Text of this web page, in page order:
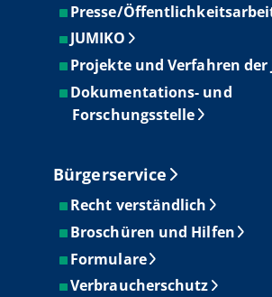
Presse/
JUMIKO
Projekte und Verfahren der
Dokumentations- und
Forschungsstelle
Bürgerservice
Recht verständlich
Broschüren und Hilfen
Formulare
Verbraucherschutz